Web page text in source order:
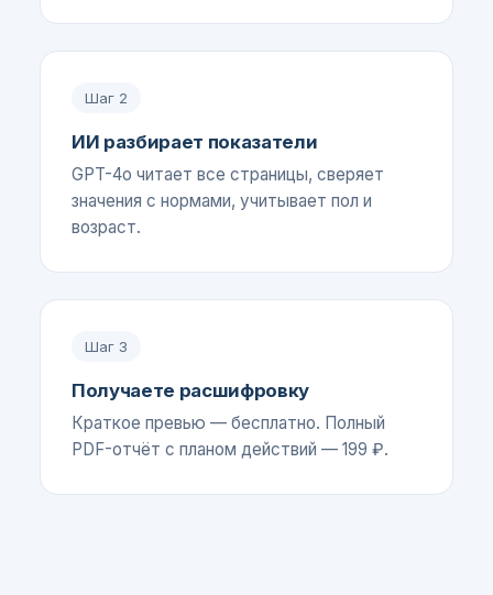
Шаг 2
ИИ разбирает показатели
GPT-4o читает все страницы, сверяет
значения с нормами, учитывает пол и
возраст.
Шаг 3
Получаете расшифровку
Краткое превью — бесплатно. Полный
PDF-отчёт с планом действий — 199 ₽.